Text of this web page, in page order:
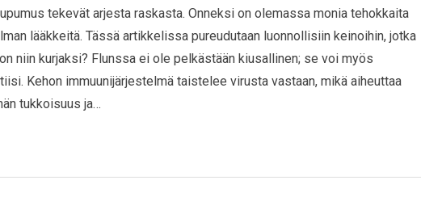
tekevät arjesta raskasta. Onneksi on olemassa monia tehokkaita
lääkkeitä. Tässä artikkelissa pureudutaan luonnollisiin keinoihin, jotka
niin kurjaksi? Flunssa ei ole pelkästään kiusallinen; se voi myös
Kehon immuunijärjestelmä taistelee virusta vastaan, mikä aiheuttaa
tukkoisuus ja…